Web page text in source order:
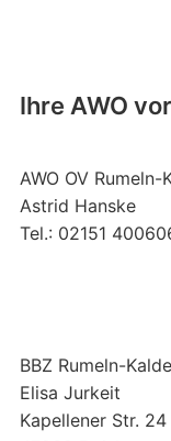
Ihre AWO
AWO OV
Astrid Hanske
Tel.: 02151
BBZ Rumeln-
Elisa Jurkeit
Kapellener Str. 24